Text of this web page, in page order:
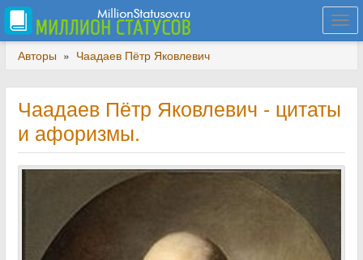
Авторы » Чаадаев Пётр Яковлевич
Чаадаев Пётр Яковлевич - цитаты
и афоризмы.